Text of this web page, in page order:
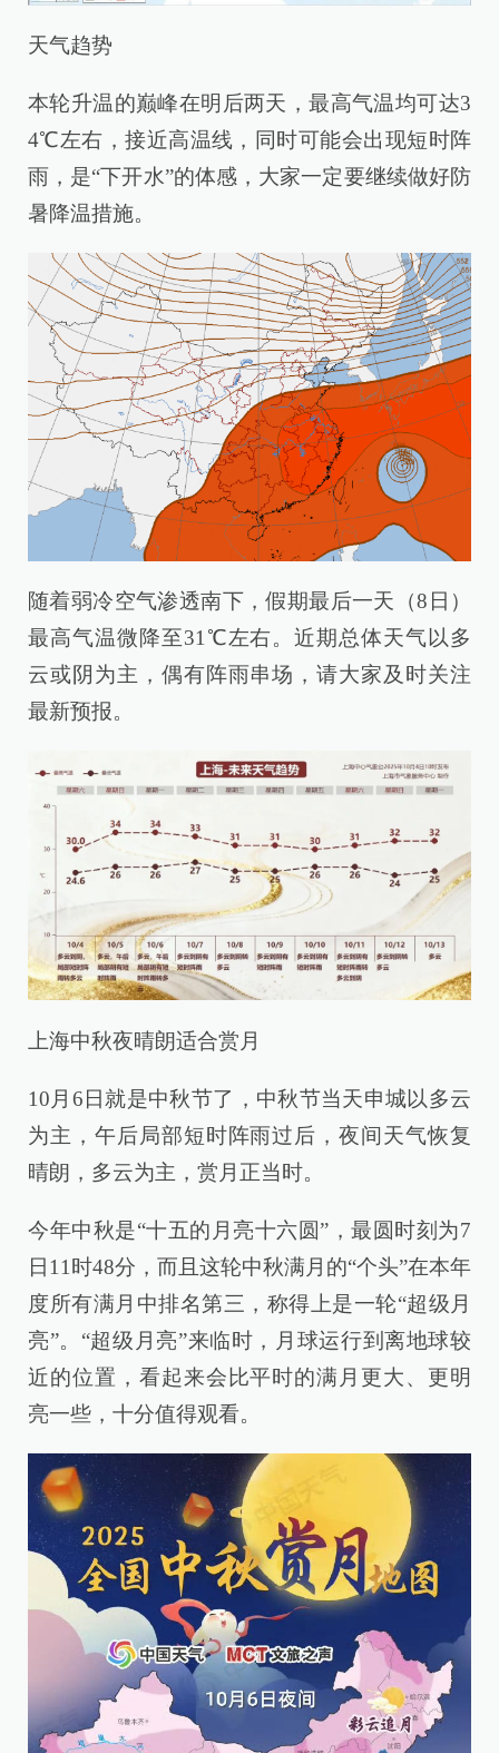
天气趋势
本轮升温的巅峰在明后两天，最高气温均可达3
4℃左右，接近高温线，同时可能会出现短时阵
雨，是“下开水”的体感，大家一定要继续做好防
暑降温措施。
随着弱冷空气渗透南下，假期最后一天（8日）
最高气温微降至31℃左右。近期总体天气以多
云或阴为主，偶有阵雨串场，请大家及时关注
最新预报。
上海中秋夜晴朗适合赏月
10月6日就是中秋节了，中秋节当天申城以多云
为主，午后局部短时阵雨过后，夜间天气恢复
晴朗，多云为主，赏月正当时。
今年中秋是“十五的月亮十六圆”，最圆时刻为7
日11时48分，而且这轮中秋满月的“个头”在本年
度所有满月中排名第三，称得上是一轮“超级月
亮”。“超级月亮”来临时，月球运行到离地球较
近的位置，看起来会比平时的满月更大、更明
亮一些，十分值得观看。